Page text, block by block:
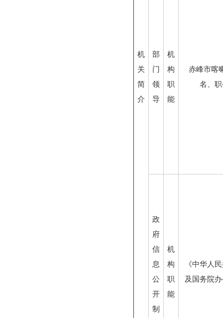
机
关
简
介
部
门
领
导
机
构
职
能
赤峰市喀
名、
政
府
信
息
公
开
制
机
构
职
能
《中华人
及国务院